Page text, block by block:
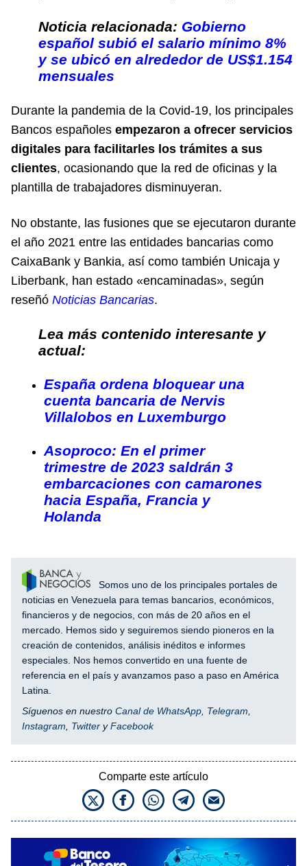
Noticia relacionada: Gobierno
español subió el salario mínimo 8%
y se ubicó en alrededor de US$1.154
mensuales
Durante la pandemia de la Covid-19, los principales
Bancos españoles empezaron a ofrecer servicios
digitales para facilitarles los trámites a sus
clientes, ocasionando que la red de oficinas y la
plantilla de trabajadores disminuyeran.
No obstante, las fusiones que se ejecutaron durante
el año 2021 entre las entidades bancarias como
CaixaBank y Bankia, así como también Unicaja y
Liberbank, han estado «encaminadas», según
reseñó Noticias Bancarias.
Lea más contenido interesante y
actual:
España ordena bloquear una
cuenta bancaria de Nervis
Villalobos en Luxemburgo
Asoproco: En el primer
trimestre de 2023 saldrán 3
embarcaciones con camarones
hacia España, Francia y
Holanda
Somos uno de los principales portales de
noticias en Venezuela para temas bancarios, económicos,
financieros y de negocios, con más de 20 años en el
mercado. Hemos sido y seguiremos siendo pioneros en la
creación de contenidos, análisis inéditos e informes
especiales. Nos hemos convertido en una fuente de
referencia en el país y avanzamos paso a paso en América
Latina.
Síguenos en nuestro Canal de WhatsApp Telegram
Instagram
Twitter yFacebook
Comparte este artículo